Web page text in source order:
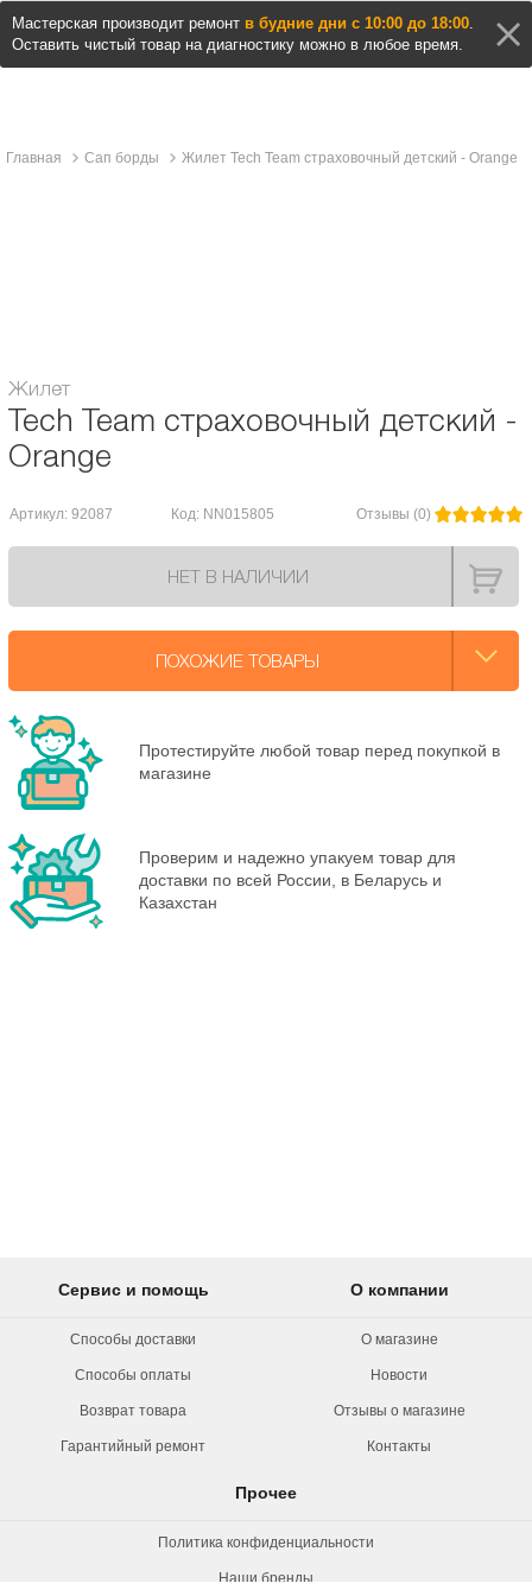
Мастерская производит ремонт в будние дни с 10:00 до 18:00.
Оставить чистый товар на диагностику можно в любое время.
Главная Сап борды Жилет Tech Team страховочный детский - Orange
Жилет
Tech Team страховочный детский -
Orange
Артикул: 92087 Код: NN015805 Отзывы (0)
НЕТ В НАЛИЧИИ
ПОХОЖИЕ ТОВАРЫ
Протестируйте любой товар перед покупкой в
магазине
Проверим и надежно упакуем товар для
доставки по всей России, в Беларусь и
Казахстан
Сервис и помощь
Способы доставки
Способы оплаты
Возврат товара
Гарантийный ремонт
О компании
О магазине
Новости
Отзывы о магазине
Контакты
Прочее
Политика конфиденциальности
Наши бренды